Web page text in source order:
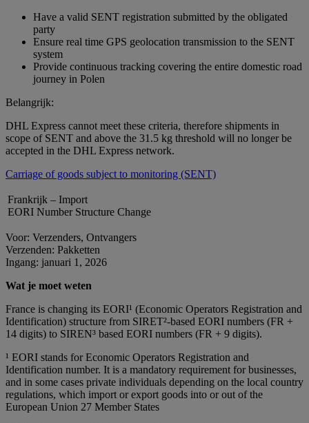
Have a valid SENT registration submitted by the obligated
party
Ensure real time GPS geolocation transmission to the SENT
system
Provide continuous tracking covering the entire domestic road
journey in Polen
Belangrijk:
DHL Express cannot meet these criteria, therefore shipments in
scope of SENT and above the 31.5 kg threshold will no longer be
accepted in the DHL Express network.
Carriage of goods subject to monitoring (SENT)
Frankrijk – Import
EORI Number Structure Change
Voor: Verzenders, Ontvangers
Verzenden: Pakketten
Ingang: januari 1, 2026
Wat je moet weten
France is changing its EORI¹ (Economic Operators Registration and
Identification) structure from SIRET²‑based EORI numbers (FR +
14 digits) to SIREN³ based EORI numbers (FR + 9 digits).
¹ EORI stands for Economic Operators Registration and
Identification number. It is a mandatory requirement for businesses,
and in some cases private individuals depending on the local country
regulations, which import or export goods into or out of the
European Union 27 Member States